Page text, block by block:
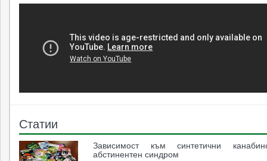
Статии
Зависимост към синтетични
абстинентен синдром